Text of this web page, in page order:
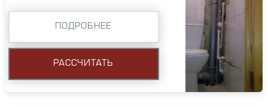
ПОДРОБНЕЕ
РАССЧИТАТЬ